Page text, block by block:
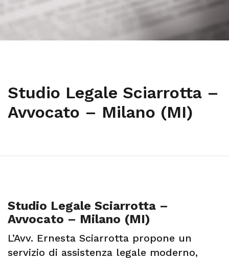
Studio Legale Sciarrotta –
Avvocato – Milano (MI)
Studio Legale Sciarrotta –
Avvocato – Milano (MI)
L’Avv. Ernesta Sciarrotta propone un
servizio di assistenza legale moderno,